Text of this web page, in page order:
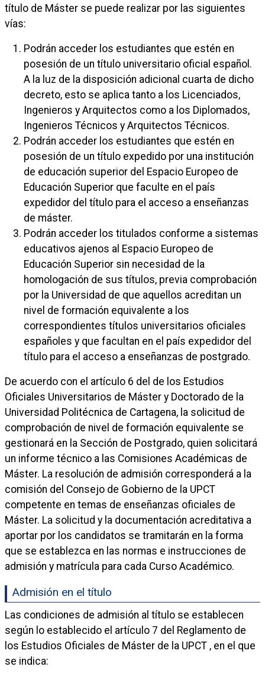
título de Máster se puede realizar por las siguientes
vías:
Podrán acceder los estudiantes que estén en
posesión de un título universitario oficial español.
A la luz de la disposición adicional cuarta de dicho
decreto, esto se aplica tanto a los Licenciados,
Ingenieros y Arquitectos como a los Diplomados,
Ingenieros Técnicos y Arquitectos Técnicos.
Podrán acceder los estudiantes que estén en
posesión de un título expedido por una institución
de educación superior del Espacio Europeo de
Educación Superior que faculte en el país
expedidor del título para el acceso a enseñanzas
de máster.
Podrán acceder los titulados conforme a sistemas
educativos ajenos al Espacio Europeo de
Educación Superior sin necesidad de la
homologación de sus títulos, previa comprobación
por la Universidad de que aquellos acreditan un
nivel de formación equivalente a los
correspondientes títulos universitarios oficiales
españoles y que facultan en el país expedidor del
título para el acceso a enseñanzas de postgrado.
De acuerdo con el artículo 6 del de los Estudios
Oficiales Universitarios de Máster y Doctorado de la
Universidad Politécnica de Cartagena, la solicitud de
comprobación de nivel de formación equivalente se
gestionará en la Sección de Postgrado, quien solicitará
un informe técnico a las Comisiones Académicas de
Máster. La resolución de admisión corresponderá a la
comisión del Consejo de Gobierno de la UPCT
competente en temas de enseñanzas oficiales de
Máster. La solicitud y la documentación acreditativa a
aportar por los candidatos se tramitarán en la forma
que se establezca en las normas e instrucciones de
admisión y matrícula para cada Curso Académico.
Admisión en el título
Las condiciones de admisión al título se establecen
según lo establecido el artículo 7 del Reglamento de
los Estudios Oficiales de Máster de la UPCT , en el que
se indica: